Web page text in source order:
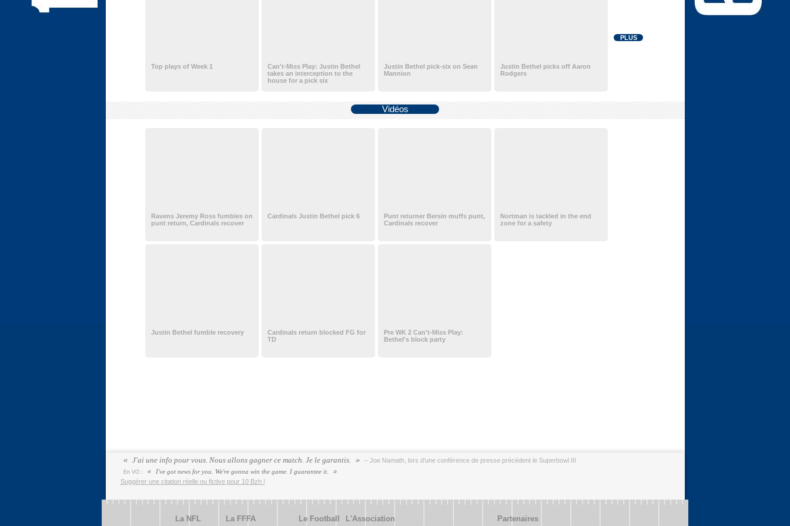
Top plays of Week 1
Can't-Miss Play: Justin Bethel
takes an interception to the
house for a pick six
Justin Bethel pick-six on Sean
Mannion
Justin Bethel picks off Aaron
Rodgers
PLUS
Vidéos
Ravens Jeremy Ross fumbles on
punt return, Cardinals recover
Cardinals Justin Bethel pick 6
Punt returner Bersin muffs punt,
Cardinals recover
Nortman is tackled in the end
zone for a safety
Justin Bethel fumble recovery
Cardinals return blocked FG for
TD
Pre WK 2 Can't-Miss Play:
Bethel's block party
J'ai une info pour vous. Nous allons gagner ce match. Je le garantis. – Joe Namath, lors d'une conférence de presse précédent le Superbowl III
En VO :
I've got news for you. We're gonna win the game. I guarantee it.
Suggérer une citation réelle ou fictive pour 10 Bzh !
La NFL La FFFA Le Football L'Association Partenaires